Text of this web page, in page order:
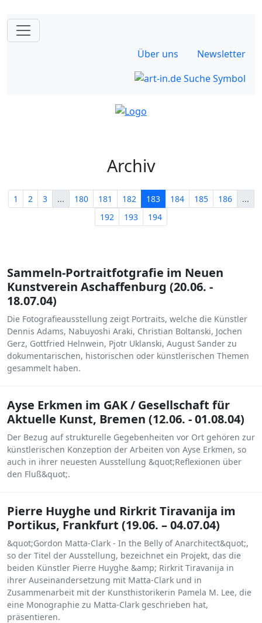
Über uns Newsletter
Archiv
1 2 3 ... 180 181 182 183 184 185 186
...
192
193 194
Sammeln-Portraitfotgrafie im Neuen
Kunstverein Aschaffenburg (20.06. -
18.07.04)
Die Fotografieausstellung zeigt Portraits, welche die Künstler
Dennis Adams, Nabuyoshi Araki, Christian Boltanski, Jochen
Gerz, Gottfried Helnwein, Pjotr Uklanski, August Sander zu
dokumentarischen, historischen oder künstlerischen Themen
gesammelt haben.
Ayse Erkmen im GAK / Gesellschaft für
Aktuelle Kunst, Bremen (12.06. - 01.08.04)
Der Bezug auf strukturelle Gegebenheiten vor Ort gehören zur
künstlerischen Konzeption der Arbeiten von Ayse Erkmen, so
auch in ihrer neuesten Ausstellung &quot;Reflexionen über
den Fluß&quot;.
Pierre Huyghe und Rirkrit Tiravanija im
Portikus, Frankfurt (19.06. – 04.07.04)
&quot;Gordon Matta-Clark - In the Belly of Anarchitect&quot;,
so der Titel der Ausstellung, bezeichnet ein Projekt, das die
beiden Künstler Pierre Huyghe &amp; Rirkrit Tiravanija in
ihrer Auseinandersetzung mit Matta-Clark und in
Zusammenarbeit mit der Kunsthistorikerin Pamela M. Lee, die
eine Monographie zu Matta-Clark geschrieben hat,
präsentieren.